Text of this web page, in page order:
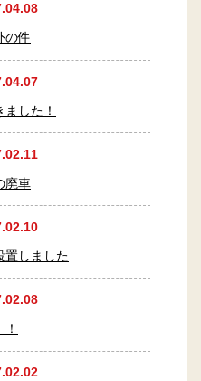
の件
した！
廃車
置しました